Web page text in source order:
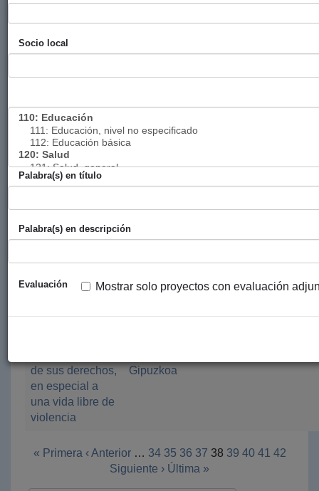
Socio local
Palabra(s) en título
Palabra(s) en descripción
Evaluación Mostrar solo proyectos con evaluación
Empoderamiento
socioeconómico
de 2
Diputación
Gipuzkoa
Mugen
2023
Identidad y
resistencia: La
lucha de la
juventud
palestina frente a
la fragmentación
Diputación
Foral de
Gipuzkoa
Paz con
2023
Mujeres dalits
el derecho a una
vida libre de
Diputación
Gipuzkoa
de sus derechos,
en especial a
una vida libre de
violencia
Gipuzkoa
« Primera ‹ Anterior … 34 35 36 37 38 39 40 41 42
Siguiente › Última »